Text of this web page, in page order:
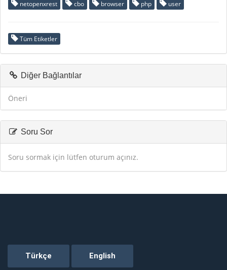
netopenxrest
cbo browser php user
Tüm Etiketler
Diğer Bağlantılar
Öneri
Soru Sor
Soru sormak için lütfen oturum açınız.